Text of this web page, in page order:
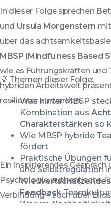
In dieser Folge sprechen
und Ursula Morgenstern
MBSP (Mindfulness Based
wie es Führungskräften und
hybriden Arbeitswelt
resilienter zu werden.
💡 Themen dieser Folge:
Was hinter MBSP
Kombination aus
Charakterstärken so
Wie MBSP hybride
fördert
Praktische Übungen
und Selbstregulation
Wie
Feedback
Warum
Ein inspirierendes
Psychologie, authentische
Verbindung – auch über